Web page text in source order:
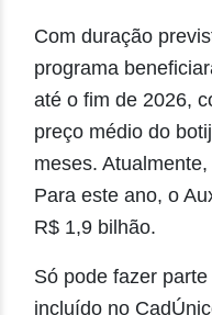
Com duração
programa
até o fim de 2026,
preço médio do
meses.
Para este ano, o
R$ 1,9 bilhão.
Só pode fazer
incluído no